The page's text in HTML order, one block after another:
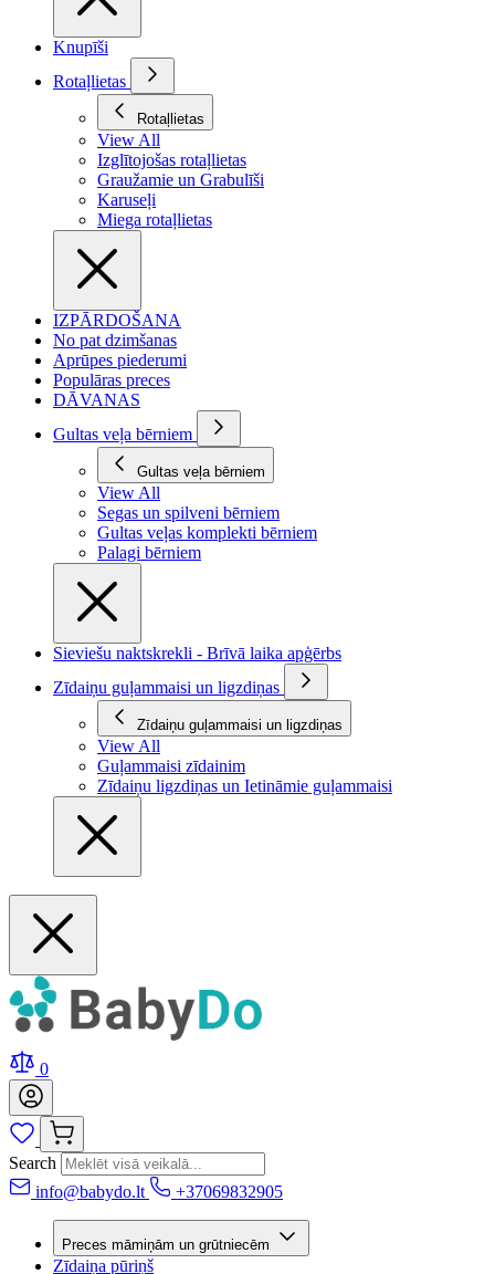
Knupīši
Rotaļlietas
Rotaļlietas
View All
Izglītojošas rotaļlietas
Graužamie un Grabulīši
Karuseļi
Miega rotaļlietas
IZPĀRDOŠANA
No pat dzimšanas
Aprūpes piederumi
Populāras preces
DĀVANAS
Gultas veļa bērniem
Gultas veļa bērniem
View All
Segas un spilveni bērniem
Gultas veļas komplekti bērniem
Palagi bērniem
Sieviešu naktskrekli - Brīvā laika apģērbs
Zīdaiņu guļammaisi un ligzdiņas
Zīdaiņu guļammaisi un ligzdiņas
View All
Guļammaisi zīdainim
Zīdaiņu ligzdiņas un Ietināmie guļammaisi
0
Search
info@babydo.lt
+37069832905
Preces māmiņām un grūtniecēm
Zīdaiņa pūriņš